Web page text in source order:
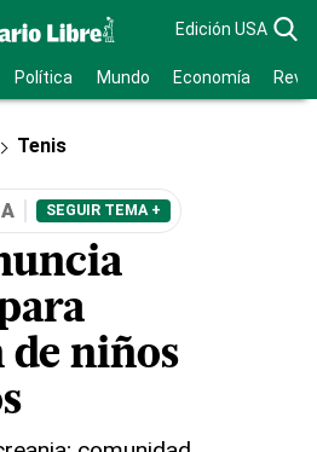
Edición USA
Política Mundo Economía
Tenis
SEGUIR TEMA +
de niños